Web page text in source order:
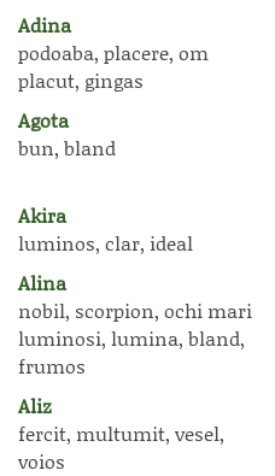
Adina
podoaba, placere, om
placut, gingas
Agota
bun, bland
Akira
luminos, clar, ideal
Alina
nobil, scorpion, ochi mari
luminosi, lumina, bland,
frumos
Aliz
fercit, multumit, vesel,
voios